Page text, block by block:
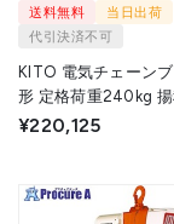
送料無料
当日出荷
代引決済不可
KITO 電気チェーンブロ
形 定格荷重240kg 揚
100V無段速シリンダ
¥220,125